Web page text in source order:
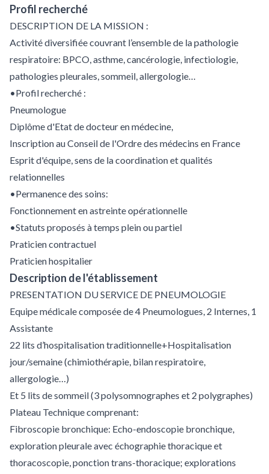
Profil recherché
DESCRIPTION DE LA MISSION :
Activité diversifiée couvrant l’ensemble de la pathologie
respiratoire: BPCO, asthme, cancérologie, infectiologie,
pathologies pleurales, sommeil, allergologie…
•Profil recherché :
Pneumologue
Diplôme d'Etat de docteur en médecine,
Inscription au Conseil de l'Ordre des médecins en France
Esprit d'équipe, sens de la coordination et qualités
relationnelles
•Permanence des soins:
Fonctionnement en astreinte opérationnelle
•Statuts proposés à temps plein ou partiel
Praticien contractuel
Praticien hospitalier
Description de l'établissement
PRESENTATION DU SERVICE DE PNEUMOLOGIE
Equipe médicale composée de 4 Pneumologues, 2 Internes, 1
Assistante
22 lits d’hospitalisation traditionnelle+Hospitalisation
jour/semaine (chimiothérapie, bilan respiratoire,
allergologie…)
Et 5 lits de sommeil (3 polysomnographes et 2 polygraphes)
Plateau Technique comprenant:
Fibroscopie bronchique: Echo-endoscopie bronchique,
exploration pleurale avec échographie thoracique et
thoracoscopie, ponction trans-thoracique; explorations